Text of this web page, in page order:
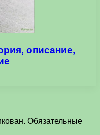
описание,
Обязательные